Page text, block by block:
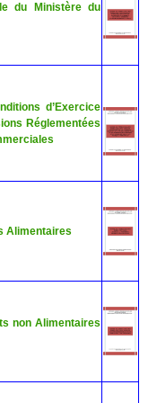
du Ministère du
d’Exercice
Réglementées
Alimentaires
non Alimentaires